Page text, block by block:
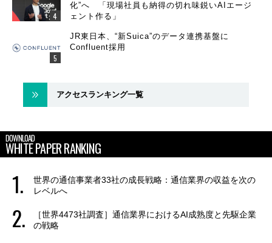
化”へ 「現場社員も納得の切れ味鋭いAIエージ
ェント作る」
JR東日本、“新Suica”のデータ連携基盤に
Confluent採用
アクセスランキング一覧
DOWNLOAD
WHITE PAPER RANKING
世界の通信事業者33社の成長戦略：通信業界の収益を次の
レベルへ
［世界4473社調査］通信業界におけるAI成熟度と先駆企業
の戦略